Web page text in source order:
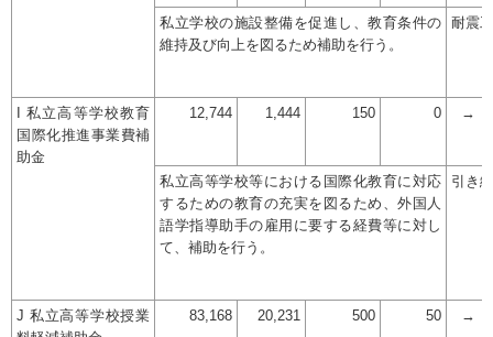
私立学校の施設整備を促進し、教育条件の
維持及び向上を図るため補助を行う。
耐震
I 私立高等学校教育
国際化推進事業費補
助金
12,744 1,444 150 0 →
私立高等学校等における国際化教育に対応
するための教育の充実を図るため、外国人
語学指導助手の雇用に要する経費等に対し
て、補助を行う。
引き
J 私立高等学校授業
83,168 20,231 500 50 →